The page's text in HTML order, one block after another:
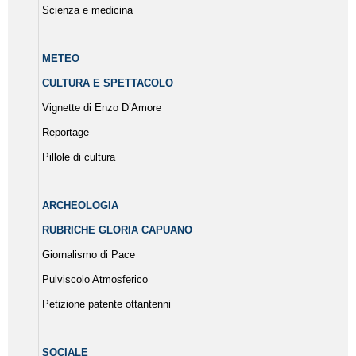
Scienza e medicina
METEO
CULTURA E SPETTACOLO
Vignette di Enzo D’Amore
Reportage
Pillole di cultura
ARCHEOLOGIA
RUBRICHE GLORIA CAPUANO
Giornalismo di Pace
Pulviscolo Atmosferico
Petizione patente ottantenni
SOCIALE